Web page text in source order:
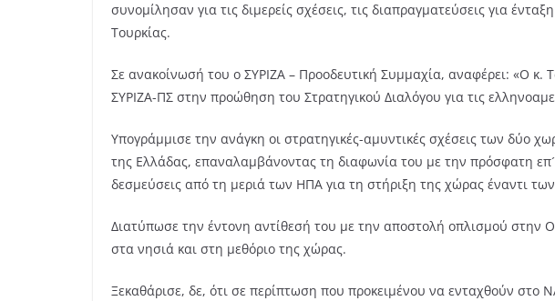
συνομίλησαν για τις διμερείς σχέσεις, τις διαπραγματεύσεις για
Τουρκίας.
Σε ανακοίνωσή του ο ΣΥΡΙΖΑ – Προοδευτική Συμμαχία, αναφέρει: «Ο
ΣΥΡΙΖΑ-ΠΣ στην προώθηση του Στρατηγικού Διαλόγου για τις
Υπογράμμισε την ανάγκη οι στρατηγικές-αμυντικές σχέσεις των
της Ελλάδας, επαναλαμβάνοντας τη διαφωνία του με την πρόσφατη
δεσμεύσεις από τη μεριά των ΗΠΑ για τη στήριξη της χώρας έναντι
Διατύπωσε την έντονη αντίθεσή του με την αποστολή οπλισμού στην
στα νησιά και στη μεθόριο της χώρας.
Ξεκαθάρισε, δε, ότι σε περίπτωση που προκειμένου να ενταχθούν